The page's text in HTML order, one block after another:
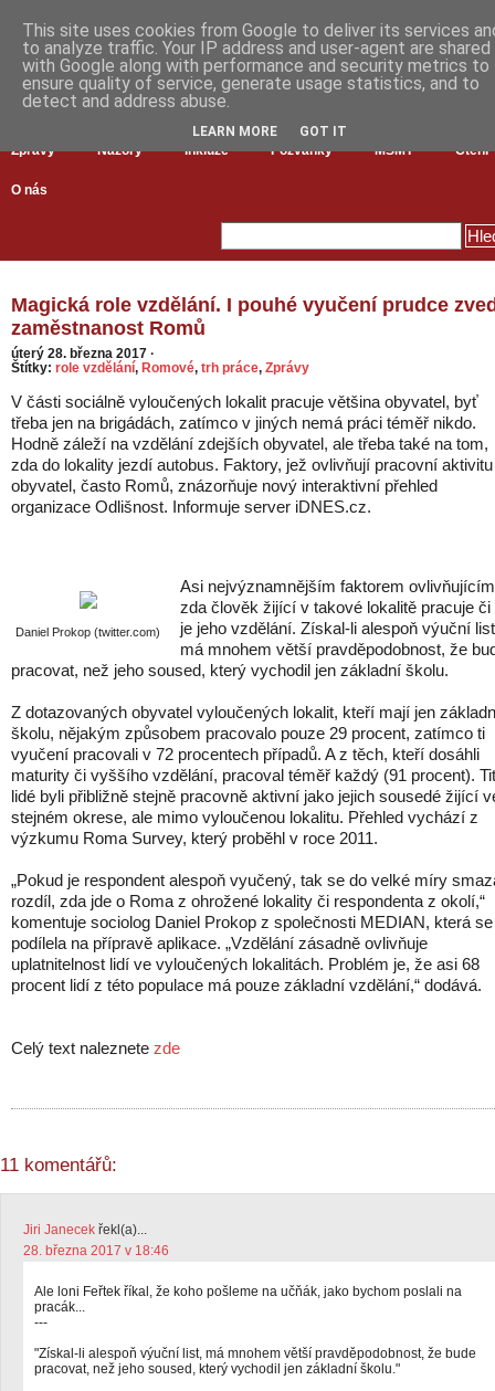
Zprávy Názory Inkluze Pozvánky MŠMT Čtení
O nás
Magická role vzdělání. I pouhé vyučení prudce
zaměstnanost Romů
úterý 28. března 2017 ·
Štítky: role vzdělání, Romové, trh práce, Zprávy
V části sociálně vyloučených lokalit pracuje většina obyvatel, byť
třeba jen na brigádách, zatímco v jiných nemá práci téměř nikdo.
Hodně záleží na vzdělání zdejších obyvatel, ale třeba také na tom,
zda do lokality jezdí autobus. Faktory, jež ovlivňují pracovní aktivitu
obyvatel, často Romů, znázorňuje nový interaktivní přehled
organizace Odlišnost. Informuje server iDNES.cz.
Daniel Prokop (twitter.com)
Asi nejvýznamnějším faktorem
zda člověk žijící v takové lokalitě pracuje či
je jeho vzdělání. Získal-li alespoň výuční
má mnohem větší pravděpodobnost, že
pracovat, než jeho soused, který vychodil jen základní školu.
Z dotazovaných obyvatel vyloučených lokalit, kteří mají jen
školu, nějakým způsobem pracovalo pouze 29 procent, zatímco ti
vyučení pracovali v 72 procentech případů. A z těch, kteří dosáhli
maturity či vyššího vzdělání, pracoval téměř každý (91 procent).
lidé byli přibližně stejně pracovně aktivní jako jejich sousedé žijící
stejném okrese, ale mimo vyloučenou lokalitu. Přehled vychází z
výzkumu Roma Survey, který proběhl v roce 2011.
„Pokud je respondent alespoň vyučený, tak se do velké míry
rozdíl, zda jde o Roma z ohrožené lokality či respondenta z okolí,“
komentuje sociolog Daniel Prokop z společnosti MEDIAN, která se
podílela na přípravě aplikace. „Vzdělání zásadně ovlivňuje
uplatnitelnost lidí ve vyloučených lokalitách. Problém je, že asi 68
procent lidí z této populace má pouze základní vzdělání,“ dodává.
Celý text naleznete zde
11 komentářů:
Jiri Janecek řekl(a)...
28. března 2017 v 18:46
Ale loni Feřtek říkal, že koho pošleme na učňák, jako bychom poslali na
pracák...
---
"Získal-li alespoň výuční list, má mnohem větší pravděpodobnost, že bude
pracovat, než jeho soused, který vychodil jen základní školu."
This site uses cookies from Google to deliver its services
to analyze traffic. Your IP address and user-agent are shared
with Google along with performance and security metrics to
ensure quality of service, generate usage statistics, and to
detect and address abuse.
LEARN MORE GOT IT